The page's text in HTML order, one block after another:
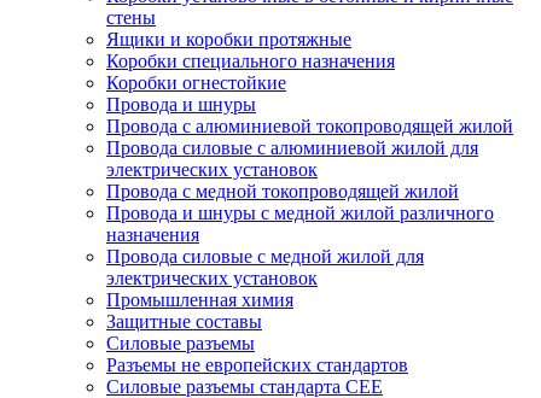
стены
Ящики и коробки протяжные
Коробки специального назначения
Коробки огнестойкие
Провода и шнуры
Провода с алюминиевой токопроводящей жилой
Провода силовые с алюминиевой жилой для
электрических установок
Провода с медной токопроводящей жилой
Провода и шнуры с медной жилой различного
назначения
Провода силовые с медной жилой для
электрических установок
Промышленная химия
Защитные составы
Силовые разъемы
Разъемы не европейских стандартов
Силовые разъемы стандарта CEE